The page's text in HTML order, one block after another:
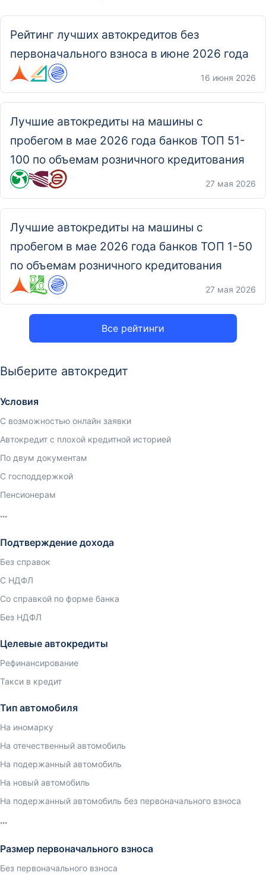
Все рейтинги
Рейтинг лучших автокредитов без
первоначального взноса в июне 2026 года
16 июня 2026
Лучшие автокредиты на машины с
пробегом в мае 2026 года банков ТОП 51-
100 по объемам розничного кредитования
27 мая 2026
Лучшие автокредиты на машины с
пробегом в мае 2026 года банков ТОП 1-50
по объемам розничного кредитования
27 мая 2026
Выберите автокредит
Условия
С возможностью онлайн заявки
Автокредит с плохой кредитной историей
По двум документам
С господдержкой
Пенсионерам
Подтверждение дохода
Без справок
С НДФЛ
Со справкой по форме банка
Без НДФЛ
Целевые автокредиты
Рефинансирование
Такси в кредит
Тип автомобиля
На иномарку
На отечественный автомобиль
На подержанный автомобиль
На новый автомобиль
На подержанный автомобиль без первоначального взноса
Размер первоначального взноса
Без первоначального взноса